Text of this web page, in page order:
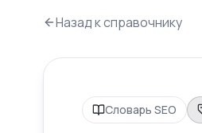
Назад к справочнику
Словарь SEO